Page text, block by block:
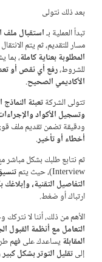
بعد ذلك نتولى
تبدأ العملية بـاستقبال
مسار للتقديم، ثم يتم
المطلوبة بعناية كاملة، بما
للشروط،رفع أي نقص أو
الأكاديمي الصحيح.
تتولى الشركةتعبئة
وتسجيل الأكواد
ودقيقة تضمن تقديم ملف
أخطاء أو تأخير.
Interview)، حيث يتم
التفاصيل التقنية،
ارتباك أو ضغط.
الأهم من ذلك، أننا لا
التعامل مع أنظمة القبول
المقابلة يساعدك على فهم
إلىتقليل التوتر بشكل